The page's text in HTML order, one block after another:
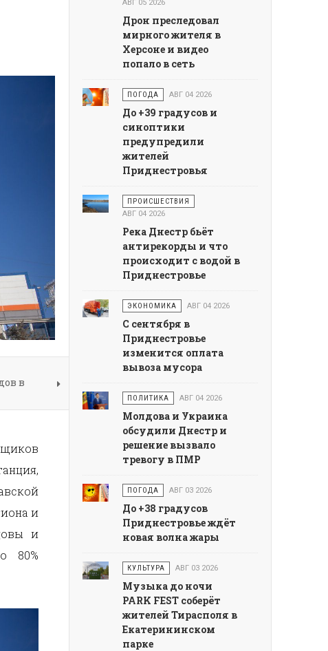
в
и
и
80%
АВГ 05 2026
Дрон преследовал
мирного жителя в
Херсоне и видео
попало в сеть
ПОГОДА АВГ 04 2026
До +39 градусов и
синоптики
предупредили
жителей
Приднестровья
ПРОИСШЕСТВИЯ
АВГ 04 2026
Река Днестр бьёт
антирекорды и что
происходит с водой в
Приднестровье
ЭКОНОМИКА АВГ 04 2026
С сентября в
Приднестровье
изменится оплата
вывоза мусора
ПОЛИТИКА АВГ 04 2026
Молдова и Украина
обсудили Днестр и
решение вызвало
тревогу в ПМР
ПОГОДА АВГ 03 2026
До +38 градусов
Приднестровье ждёт
новая волна жары
КУЛЬТУРА АВГ 03 2026
Музыка до ночи
PARK FEST соберёт
жителей Тирасполя в
Екатерининском
парке